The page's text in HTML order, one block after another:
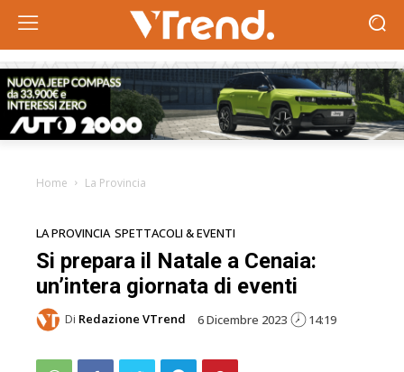
Home La Provincia
LA PROVINCIA SPETTACOLI & EVENTI
Si prepara il Natale a Cenaia:
un’intera giornata di eventi
Di Redazione VTrend 6 Dicembre 2023 14:19